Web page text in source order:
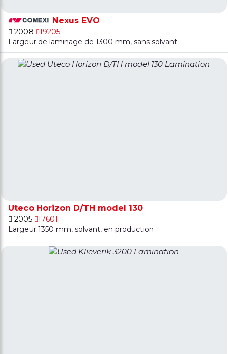
Nexus EVO
2008
19205
Largeur de laminage de 1300 mm, sans solvant
Uteco Horizon D/TH model 130
2005
17601
Largeur 1350 mm, solvant, en production